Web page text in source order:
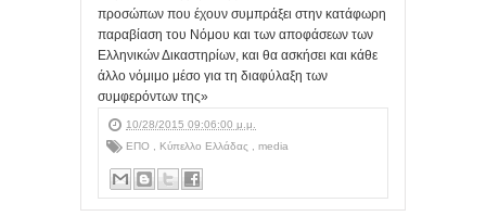
προσώπων που έχουν συμπράξει στην κατάφωρη
παραβίαση του Νόμου και των αποφάσεων των
Ελληνικών Δικαστηρίων, και θα ασκήσει και κάθε
άλλο νόμιμο μέσο για τη διαφύλαξη των
συμφερόντων της»
10/28/2015 09:06:00 μ.μ.
ΕΠΟ
Κύπελλο Ελλάδας media